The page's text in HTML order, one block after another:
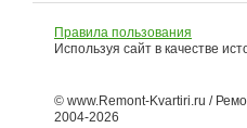
Правила пользования
Используя сайт в качестве
© www.Remont-Kvartiri.ru /
2004-2026